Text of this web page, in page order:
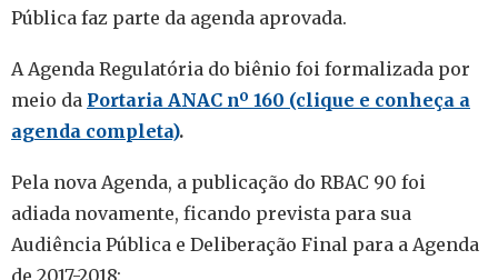
Pública faz parte da agenda aprovada.
A Agenda Regulatória do biênio foi formalizada por
meio da Portaria ANAC nº 160 (clique e conheça a
agenda completa).
Pela nova Agenda, a publicação do RBAC 90 foi
adiada novamente, ficando prevista para sua
Audiência Pública e Deliberação Final para a Agenda